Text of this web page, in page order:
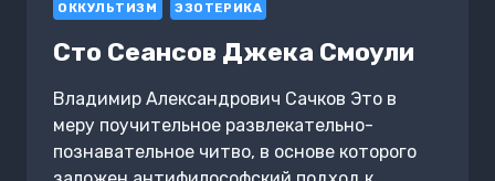
ОККУЛЬТИЗМ ЭЗОТЕРИКА
Сто Сеансов Джека Смоули
Владимир Александрович Сачков Это в
меру поучительное развлекательно-
познавательное читво, в основе которого